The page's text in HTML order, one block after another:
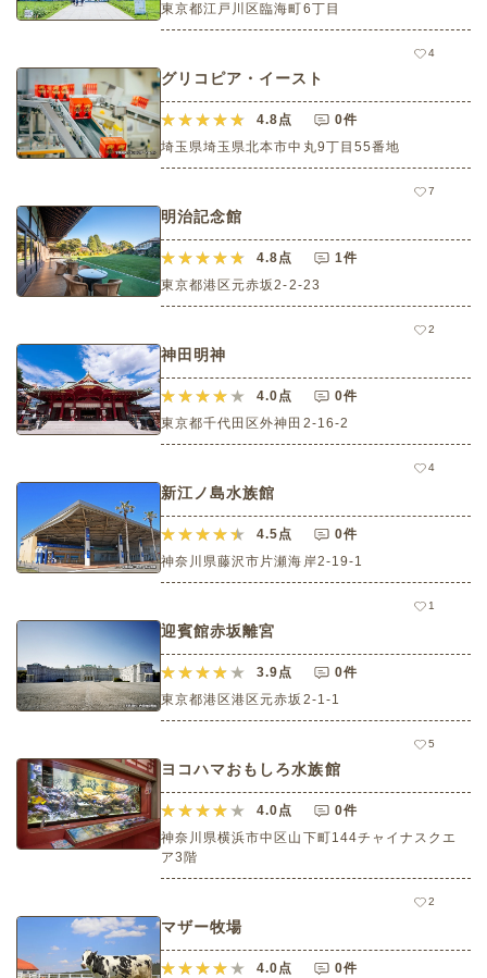
東京都江戸川区臨海町6丁目
4
グリコピア・イースト
4.8点
0件
埼玉県埼玉県北本市中丸9丁目55番地
7
明治記念館
4.8点
1件
東京都港区元赤坂2-2-23
2
神田明神
4.0点
0件
東京都千代田区外神田2-16-2
4
新江ノ島水族館
4.5点
0件
神奈川県藤沢市片瀬海岸2-19-1
1
迎賓館赤坂離宮
3.9点
0件
東京都港区港区元赤坂2-1-1
5
ヨコハマおもしろ水族館
4.0点
0件
神奈川県横浜市中区山下町144チャイナスクエ
ア3階
2
マザー牧場
4.0点
0件